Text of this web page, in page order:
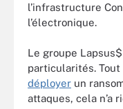
l’infrastructure
l’électronique.
Le groupe
particularités. Tout
déployer un
attaques, cela n’a